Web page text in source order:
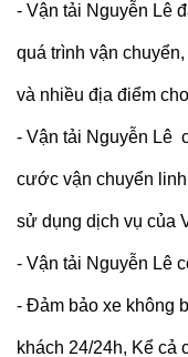
- Vận tải Nguyễn Lê
quá trình vận
và nhiều địa điểm
- Vận tải Nguyễn Lê
cước vận chuyển
sử dụng dịch vụ của
- Vận tải Nguyễn Lê
- Đảm bảo xe không
khách 24/24h, Kể cả